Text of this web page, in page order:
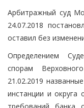
Арбитражный суд
24.07.2018
оставил без
Определением
спорам
21.02.2019
инстанции и округа